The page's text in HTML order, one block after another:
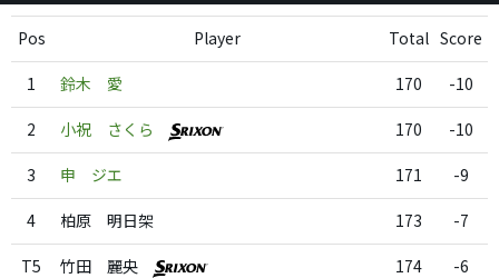
Pos Player Total Score
1 鈴木 愛 170 -10
2 小祝 さくら 170 -10
3 申 ジエ 171 -9
4 柏原 明日架 173 -7
T5 竹田 麗央 174 -6